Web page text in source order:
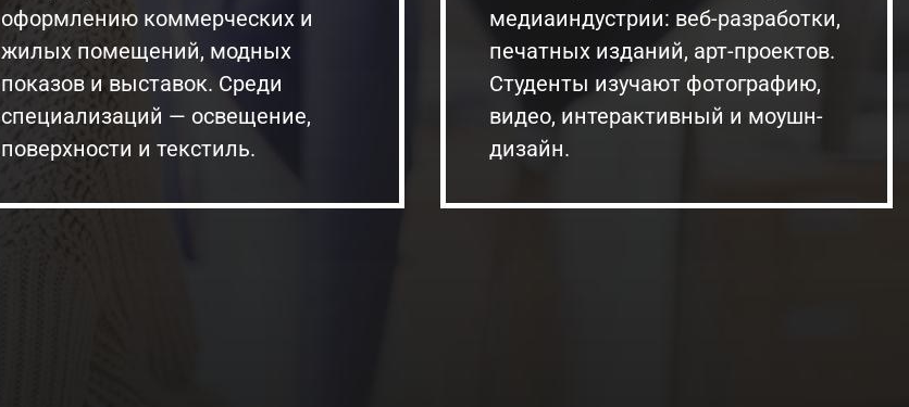
оформлению коммерческих и
жилых помещений, модных
показов и выставок. Среди
специализаций — освещение,
поверхности и текстиль.
медиаиндустрии: веб-разработки,
печатных изданий, арт-проектов.
Студенты изучают фотографию,
видео, интерактивный и моушн-
дизайн.